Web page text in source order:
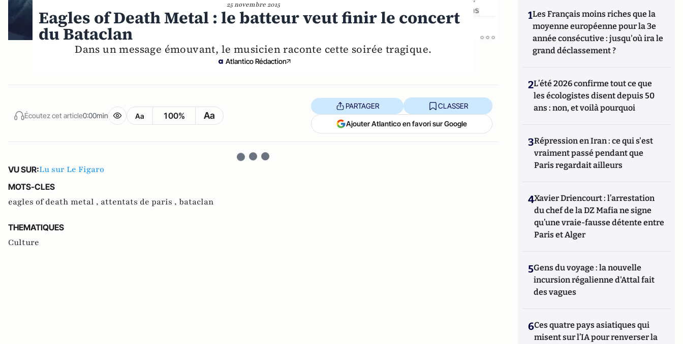
25 novembre 2015
Eagles of Death Metal : le batteur veut finir le concert
du Bataclan
Dans un message émouvant, le musicien raconte cette soirée tragique.
Atlantico Rédaction
Écoutez cet article0:00min Aa 100% Aa
PARTAGER CLASSER
Ajouter Atlantico en favori sur Google
VU SUR:Lu sur Le Figaro
MOTS-CLES
eagles of death metal , attentats de paris , bataclan
THEMATIQUES
Culture
1Les Français moins riches que la
moyenne européenne pour la 3e
année consécutive : jusqu'où ira le
grand déclassement ?
2L’été 2026 confirme tout ce que
les écologistes disent depuis 50
ans : non, et voilà pourquoi
3Répression en Iran : ce qui s'est
vraiment passé pendant que
Paris regardait ailleurs
4Xavier Driencourt : l’arrestation
du chef de la DZ Mafia ne signe
qu’une vraie-fausse détente entre
Paris et Alger
5Gens du voyage : la nouvelle
incursion régalienne d'Attal fait
des vagues
6Ces quatre pays asiatiques qui
misent sur l’IA pour renverser la